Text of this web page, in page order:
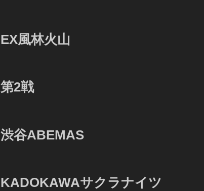
EX風林火山
第2戦
渋谷ABEMAS
KADOKAWAサクラナイツ